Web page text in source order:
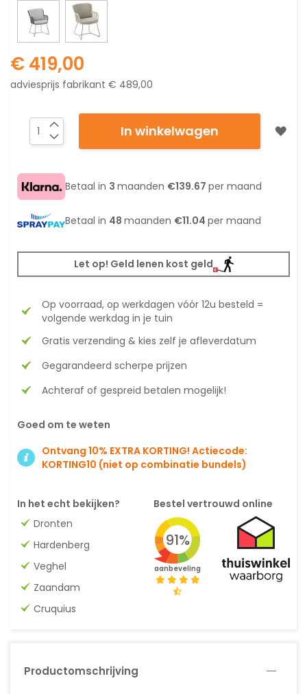
de
afbeeldingen-
gallerij
€ 419,00
adviesprijs fabrikant € 489,00
In winkelwagen
Betaal in 3 maanden €139.67 per maand
Betaal in 48 maanden €11.04 per maand
Let op! Geld lenen kost geld
Op voorraad, op werkdagen vóór 12u besteld =
volgende werkdag in je tuin
Gratis verzending & kies zelf je afleverdatum
Gegarandeerd scherpe prijzen
Achteraf of gespreid betalen mogelijk!
Goed om te weten
Ontvang 10% EXTRA KORTING! Actiecode:
KORTING10 (niet op combinatie bundels)
In het echt bekijken?
Dronten
Hardenberg
Veghel
Zaandam
Cruquius
Bestel vertrouwd online
91%
aanbeveling
Productomschrijving